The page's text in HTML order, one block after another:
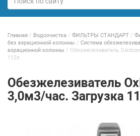
Главная / Водоочистка / ФИЛЬТРЫ СТАНДАРТ /
без аэрационной колонны / Система
аэрационной колонны / Обезжелезиватель
112л.
Обезжелезиватель
3,0м3/час. Загрузка